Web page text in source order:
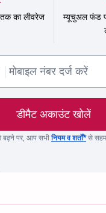
का लीवरेज
म्यूचुअल फंड
डीमैट अकाउंट खोलें
पर, आप सभीनियम व शर्तों*से